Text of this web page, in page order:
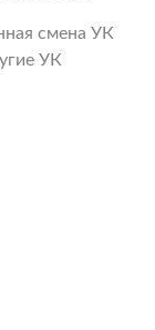
смена УК
УК